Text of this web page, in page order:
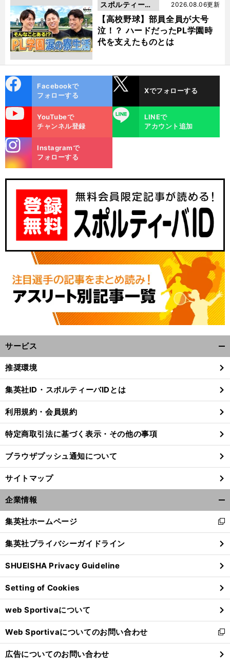
【高校野球】部員全員が大号
泣！？ ハードだったPL学園時
代を支えたものとは
2026.08.06更新
スポルティーバ
動画
ok
Facebookで
フォローする
Xでフォローする
YouTubeで
チャンネル登録
LINE
LINEで
アカウント追加
m
Instagramで
フォローする
サービス
閉
る
推奨環境
集英社ID・スポルティーバIDとは
利用規約・会員規約
特定商取引法に基づく表示・その他の事項
ブラウザプッシュ通知について
サイトマップ
企業情報
閉
る
集英社ホームページ
新
し
い
ウ
ィ
ン
ド
ウ
で
開
く
集英社プライバシーガイドライン
SHUEISHA Privacy Guideline
Setting of Cookies
web Sportivaについて
Web Sportivaについてのお問い合わせ
新
し
い
広告についてのお問い合わせ